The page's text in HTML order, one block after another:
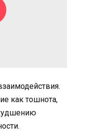
как тошнота,